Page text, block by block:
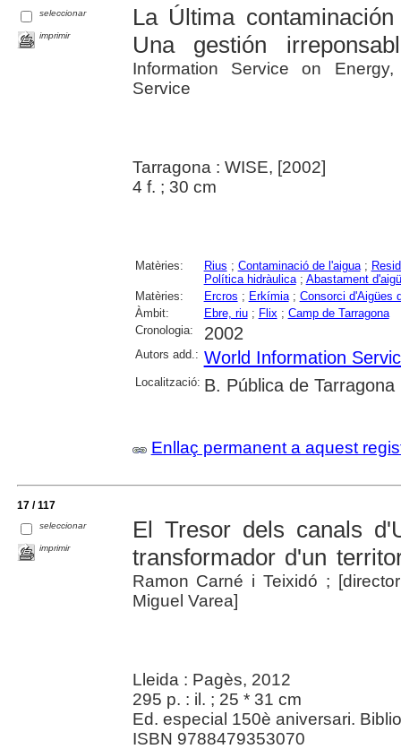
seleccionar
imprimir
La Última
Una gestión
Information Service on
Service
Tarragona : WISE, [2002]
4 f. ; 30 cm
Matèries: Rius ; Contaminació de l'aigua;
Política hidràulica; Abastament
Matèries:
Ercros ; Erkímia; Consorci d'Aigües
Àmbit:
Ebre, riu; Flix ; Camp de Tarragona
Cronologia:
2002
Autors add.: World Information
Localització: B. Pública de Tarragona
Enllaç permanent a aquest
17 / 117
seleccionar
imprimir
El Tresor dels canals
transformador d'un
Ramon Carné i Teixidó ;
Miguel Varea]
Lleida : Pagès, 2012
295 p. : il. ; 25 * 31 cm
Ed. especial 150è aniversari.
ISBN 9788479353070